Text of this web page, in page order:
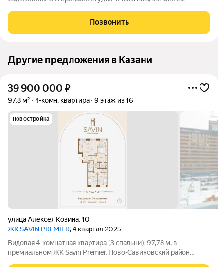
стир.машина) Есть все для комфортной жизни! В подъезде
чистота, порядок, есть
Позвонить
Другие предложения в Казани
39 900 000 ₽
97,8 м² 4-комн. квартира 9 этаж из 16
новостройка
улица Алексея Козина,10
ЖК SAVIN PREMIER, 4 квартал 2025
Видовая 4-комнатная квартира (3 спальни), 97,78 м, в
премиальном ЖК Savin Premier, Ново-Савиновский район